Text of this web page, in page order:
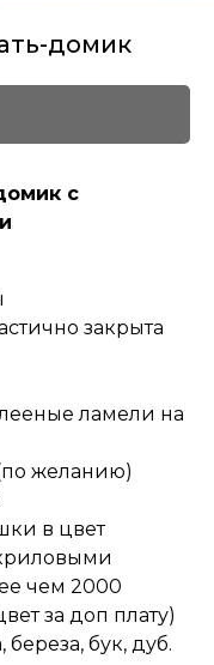
домик
с
закрыта
ламели на
желанию)
в цвет
чем 2000
за доп плату)
береза, бук, дуб.